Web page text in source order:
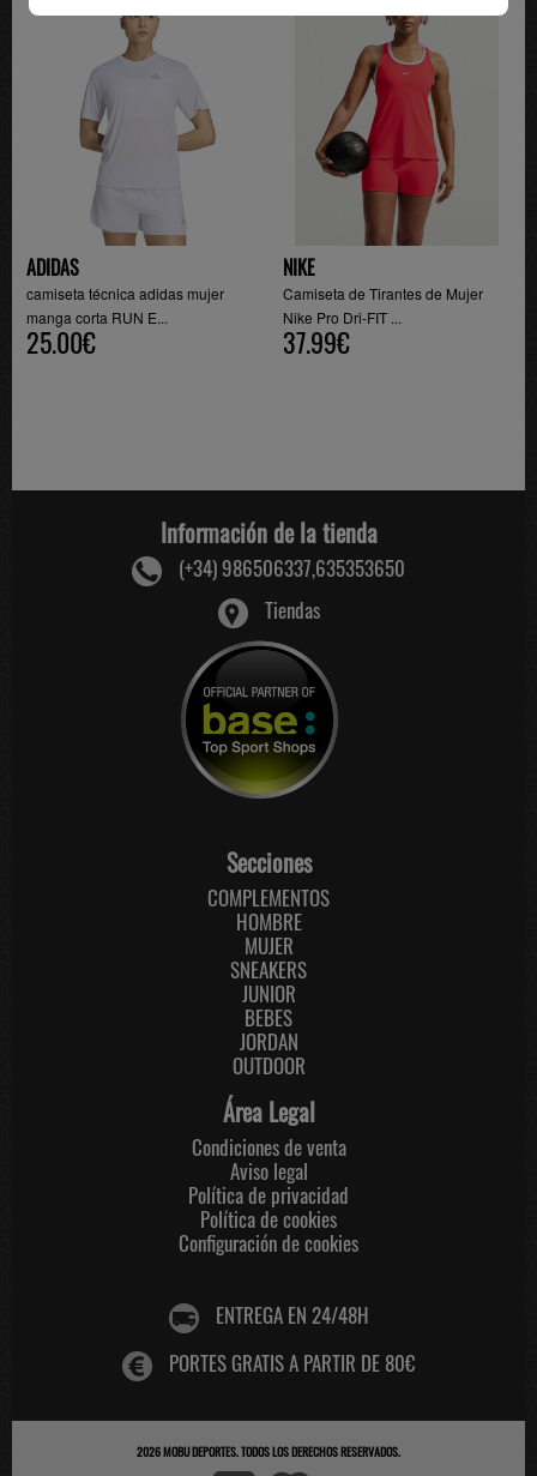
ADIDAS
camiseta técnica adidas mujer
manga corta RUN E...
25.00€
NIKE
Camiseta de Tirantes de Mujer
Nike Pro Dri-FIT ...
37.99€
Información de la tienda
(+34) 986506337,635353650
Tiendas
Secciones
COMPLEMENTOS
HOMBRE
MUJER
SNEAKERS
JUNIOR
BEBES
JORDAN
OUTDOOR
Área Legal
Condiciones de venta
Aviso legal
Política de privacidad
Política de cookies
Configuración de cookies
ENTREGA EN 24/48H
PORTES GRATIS A PARTIR DE 80€
2026MOBU DEPORTES. TODOS LOS DERECHOS RESERVADOS.